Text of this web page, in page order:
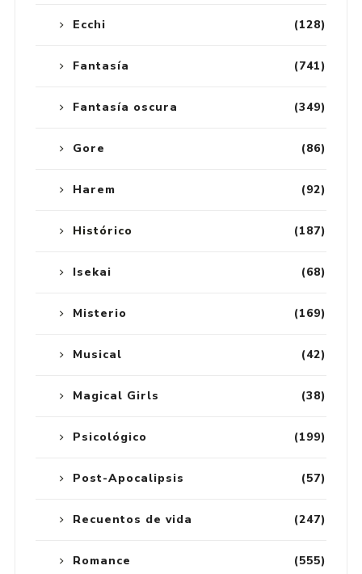
(128)
Ecchi
(741)
Fantasía
(349)
Fantasía oscura
(86)
Gore
(92)
Harem
(187)
Histórico
(68)
Isekai
(169)
Misterio
(42)
Musical
(38)
Magical Girls
(199)
Psicológico
(57)
Post-Apocalipsis
(247)
Recuentos de vida
(555)
Romance